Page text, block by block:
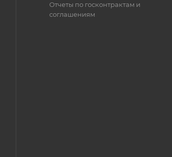
Отчеты по госконтрактам и
соглашениям